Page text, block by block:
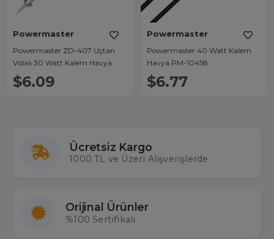
Powermaster
Powermaster ZD-407 Uçtan
Vidalı 30 Watt Kalem Havya
$6.09
Powermaster
Powermaster 40 Watt Kalem
Havya PM-10458
$6.77
Ücretsiz Kargo
1000 TL ve Üzeri Alışverişlerde
Orijinal Ürünler
%100 Sertifikalı